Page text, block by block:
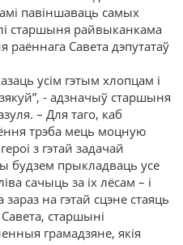
павіншаваць самых
старшыня райвыканкама
раённага Савета дэпутатаў
усім гэтым хлопцам і
- адзначыў старшыня
– Для таго, каб
трэба мець моцную
з гэтай задачай
будзем прыкладваць усе
сачыць за іх лёсам – і
на гэтай сцэне стаяць
старшыні
грамадзяне, якія